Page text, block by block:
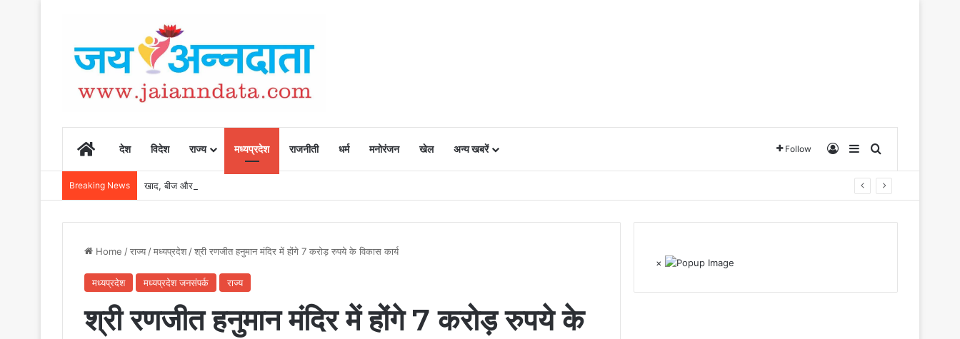
Homeदेश विदेश राज्य मध्यप्रदेश राजनीती धर्म मनोरंजन खेल अन्य खबरें Follow Log InSidebarSearch for
Breaking News खाद, बीज और उर्वरकों की समय पर उपलब्धता से किसानों में उत्साह, नैनो डीएपी और नैनो यूरिया बने किसानों के भरोसेमंद कृषि साथी…..
Home /राज्य/मध्यप्रदेश/श्री रणजीत हनुमान मंदिर में होंगे 7 करोड़ रुपये के विकास कार्य
मध्यप्रदेश मध्यप्रदेश जनसंपर्क राज्य
श्री रणजीत हनुमान मंदिर में होंगे 7 करोड़ रुपये के
×